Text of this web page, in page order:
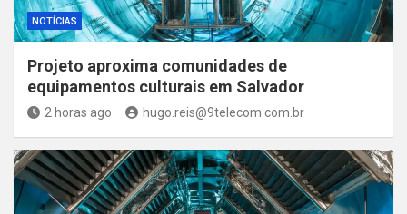
NOTÍCIAS
Projeto aproxima comunidades de
equipamentos culturais em Salvador
2 horas ago hugo.reis@9telecom.com.br